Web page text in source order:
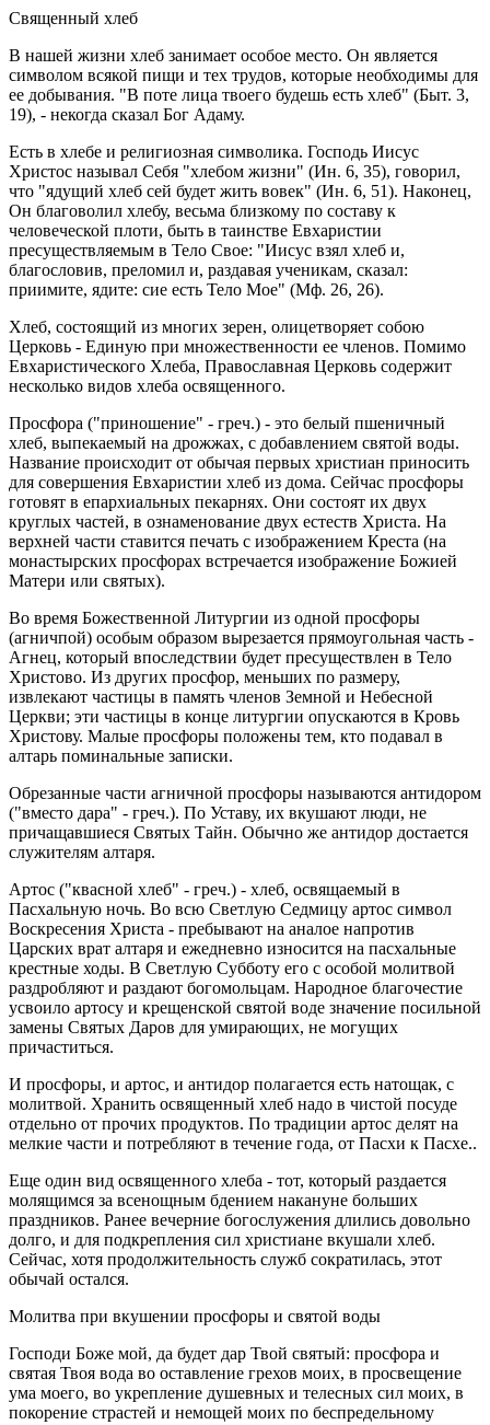
Священный хлеб
В нашей жизни хлеб занимает особое место. Он является
символом всякой пищи и тех трудов, которые необходимы для
ее добывания. "В поте лица твоего будешь есть хлеб" (Быт. 3,
19), - некогда сказал Бог Адаму.
Есть в хлебе и религиозная символика. Господь Иисус
Христос называл Себя "хлебом жизни" (Ин. 6, 35), говорил,
что "ядущий хлеб сей будет жить вовек" (Ин. 6, 51). Наконец,
Он благоволил хлебу, весьма близкому по составу к
человеческой плоти, быть в таинстве Евхаристии
пресуществляемым в Тело Свое: "Иисус взял хлеб и,
благословив, преломил и, раздавая ученикам, сказал:
приимите, ядите: сие есть Тело Мое" (Мф. 26, 26).
Хлеб, состоящий из многих зерен, олицетворяет собою
Церковь - Единую при множественности ее членов. Помимо
Евхаристического Хлеба, Православная Церковь содержит
несколько видов хлеба освященного.
Просфора ("приношение" - греч.) - это белый пшеничный
хлеб, выпекаемый на дрожжах, с добавлением святой воды.
Название происходит от обычая первых христиан приносить
для совершения Евхаристии хлеб из дома. Сейчас просфоры
готовят в епархиальных пекарнях. Они состоят их двух
круглых частей, в ознаменование двух естеств Христа. На
верхней части ставится печать с изображением Креста (на
монастырских просфорах встречается изображение Божией
Матери или святых).
Во время Божественной Литургии из одной просфоры
(агничпой) особым образом вырезается прямоугольная часть -
Агнец, который впоследствии будет пресуществлен в Тело
Христово. Из других просфор, меньших по размеру,
извлекают частицы в память членов Земной и Небесной
Церкви; эти частицы в конце литургии опускаются в Кровь
Христову. Малые просфоры положены тем, кто подавал в
алтарь поминальные записки.
Обрезанные части агничной просфоры называются антидором
("вместо дара" - греч.). По Уставу, их вкушают люди, не
причащавшиеся Святых Тайн. Обычно же антидор достается
служителям алтаря.
Артос ("квасной хлеб" - греч.) - хлеб, освящаемый в
Пасхальную ночь. Во всю Светлую Седмицу артос символ
Воскресения Христа - пребывают на аналое напротив
Царских врат алтаря и ежедневно износится на пасхальные
крестные ходы. В Светлую Субботу его с особой молитвой
раздробляют и раздают богомольцам. Народное благочестие
усвоило артосу и крещенской святой воде значение посильной
замены Святых Даров для умирающих, не могущих
причаститься.
И просфоры, и артос, и антидор полагается есть натощак, с
молитвой. Хранить освященный хлеб надо в чистой посуде
отдельно от прочих продуктов. По традиции артос делят на
мелкие части и потребляют в течение года, от Пасхи к Пасхе..
Еще один вид освященного хлеба - тот, который раздается
молящимся за всенощным бдением накануне больших
праздников. Ранее вечерние богослужения длились довольно
долго, и для подкрепления сил христиане вкушали хлеб.
Сейчас, хотя продолжительность служб сократилась, этот
обычай остался.
Молитва при вкушении просфоры и святой воды
Господи Боже мой, да будет дар Твой святый: просфора и
святая Твоя вода во оставление грехов моих, в просвещение
ума моего, во укрепление душевных и телесных сил моих, в
покорение страстей и немощей моих по беспредельному